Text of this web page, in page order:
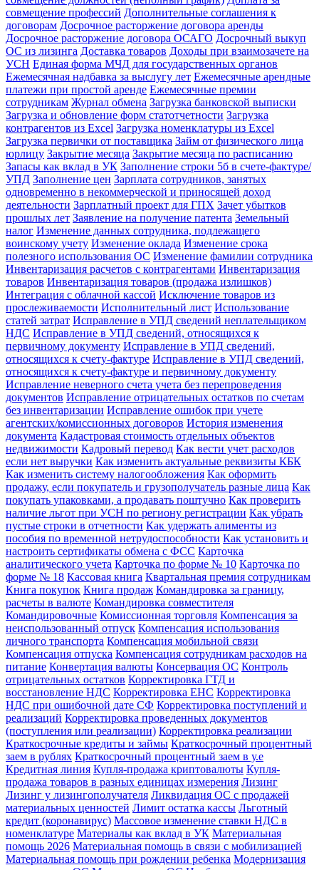
совмещение профессий Дополнительные соглашения к
договорам Досрочное расторжение договора аренды
Досрочное расторжение договора ОСАГО Досрочный выкуп
ОС из лизинга Доставка товаров Доходы при взаимозачете на
УСН Единая форма МЧД для государственных органов
Ежемесячная надбавка за выслугу лет Ежемесячные арендные
платежи при простой аренде Ежемесячные премии
сотрудникам Журнал обмена Загрузка банковской выписки
Загрузка и обновление форм статотчетности Загрузка
контрагентов из Excel Загрузка номенклатуры из Excel
Загрузка первички от поставщика Займ от физического лица
юрлицу Закрытие месяца Закрытие месяца по расписанию
Запасы как вклад в УК Заполнение строки 5б в счете-фактуре/
УПД Заполнение цен Зарплата сотрудников, занятых
одновременно в некоммерческой и приносящей доход
деятельности Зарплатный проект для ГПХ Зачет убытков
прошлых лет Заявление на получение патента Земельный
налог Изменение данных сотрудника, подлежащего
воинскому учету Изменение оклада Изменение срока
полезного использования ОС Изменение фамилии сотрудника
Инвентаризация расчетов с контрагентами Инвентаризация
товаров Инвентаризация товаров (продажа излишков)
Интеграция с облачной кассой Исключение товаров из
прослеживаемости Исполнительный лист Использование
статей затрат Исправление в УПД сведений неплательщиком
НДС Исправление в УПД сведений, относящихся к
первичному документу Исправление в УПД сведений,
относящихся к счету-фактуре Исправление в УПД сведений,
относящихся к счету-фактуре и первичному документу
Исправление неверного счета учета без перепроведения
документов Исправление отрицательных остатков по счетам
без инвентаризации Исправление ошибок при учете
агентских/комиссионных договоров История изменения
документа Кадастровая стоимость отдельных объектов
недвижимости Кадровый перевод Как вести учет расходов
если нет выручки Как изменить актуальные реквизиты КБК
Как изменить систему налогообложения Как оформить
продажу, если покупатель и грузополучатель разные лица Как
покупать упаковками, а продавать поштучно Как проверить
наличие льгот при УСН по региону регистрации Как убрать
пустые строки в отчетности Как удержать алименты из
пособия по временной нетрудоспособности Как установить и
настроить сертификаты обмена с ФСС Карточка
аналитического учета Карточка по форме № 10 Карточка по
форме № 18 Кассовая книга Квартальная премия сотрудникам
Книга покупок Книга продаж Командировка за границу,
расчеты в валюте Командировка совместителя
Командировочные Комиссионная торговля Компенсация за
неиспользованный отпуск Компенсация использования
личного транспорта Компенсация мобильной связи
Компенсация отпуска Компенсация сотрудникам расходов на
питание Конвертация валюты Консервация ОС Контроль
отрицательных остатков Корректировка ГТД и
восстановление НДС Корректировка ЕНС Корректировка
НДС при ошибочной дате СФ Корректировка поступлений и
реализаций Корректировка проведенных документов
(поступления или реализации) Корректировка реализации
Краткосрочные кредиты и займы Краткосрочный процентный
заем в рублях Краткосрочный процентный заем в у.е
Кредитная линия Купля-продажа криптовалюты Купля-
продажа товаров в разных единицах измерения Лизинг
Лизинг у лизингополучателя Ликвидация ОС с продажей
материальных ценностей Лимит остатка кассы Льготный
кредит (коронавирус) Массовое изменение ставки НДС в
номенклатуре Материалы как вклад в УК Материальная
помощь 2026 Материальная помощь в связи с мобилизацией
Материальная помощь при рождении ребенка Модернизация